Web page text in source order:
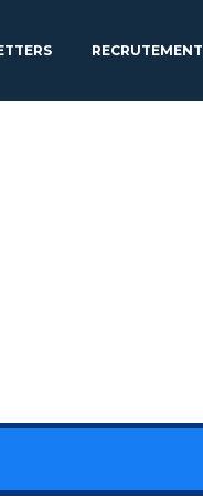
RECRUTEMENT